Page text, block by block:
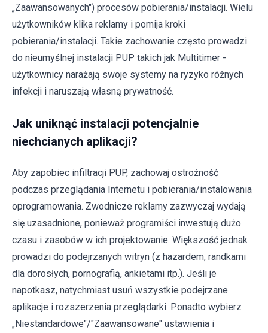
„Zaawansowanych") procesów pobierania/instalacji. Wielu
użytkowników klika reklamy i pomija kroki
pobierania/instalacji. Takie zachowanie często prowadzi
do nieumyślnej instalacji PUP takich jak Multitimer -
użytkownicy narażają swoje systemy na ryzyko różnych
infekcji i naruszają własną prywatność.
Jak uniknąć instalacji potencjalnie
niechcianych aplikacji?
Aby zapobiec infiltracji PUP, zachowaj ostrożność
podczas przeglądania Internetu i pobierania/instalowania
oprogramowania. Zwodnicze reklamy zazwyczaj wydają
się uzasadnione, ponieważ programiści inwestują dużo
czasu i zasobów w ich projektowanie. Większość jednak
prowadzi do podejrzanych witryn (z hazardem, randkami
dla dorosłych, pornografią, ankietami itp.). Jeśli je
napotkasz, natychmiast usuń wszystkie podejrzane
aplikacje i rozszerzenia przeglądarki. Ponadto wybierz
„Niestandardowe"/"Zaawansowane" ustawienia i